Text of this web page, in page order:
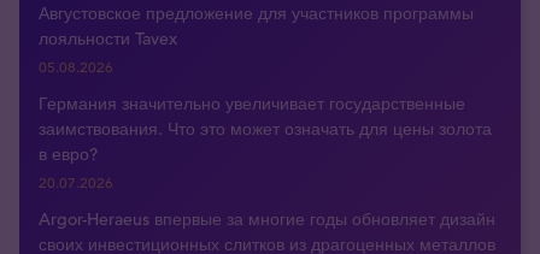
Августовское предложение для участников программы
лояльности Tavex
05.08.2026
Германия значительно увеличивает государственные
заимствования. Что это может означать для цены золота
в евро?
20.07.2026
Argor-Heraeus впервые за многие годы обновляет дизайн
своих инвестиционных слитков из драгоценных металлов